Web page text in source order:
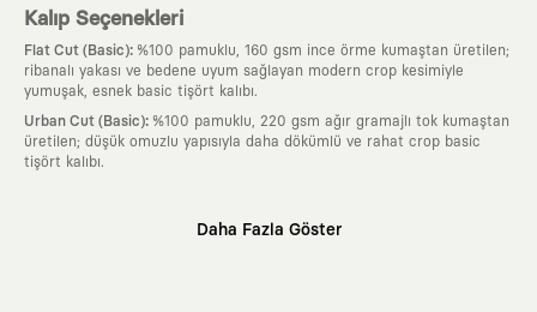
Kalıp Seçenekleri
Flat Cut (Basic): %100 pamuklu, 160 gsm ince örme kumaştan üretilen;
ribanalı yakası ve bedene uyum sağlayan modern crop kesimiyle
yumuşak, esnek basic tişört kalıbı.
Urban Cut (Basic): %100 pamuklu, 220 gsm ağır gramajlı tok kumaştan
üretilen; düşük omuzlu yapısıyla daha dökümlü ve rahat crop basic
tişört kalıbı.
Daha Fazla Göster